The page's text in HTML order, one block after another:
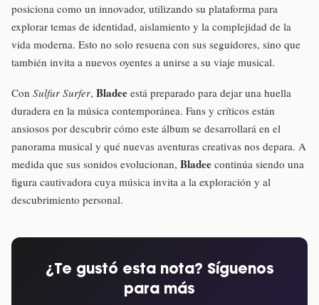
posiciona como un innovador, utilizando su plataforma para
explorar temas de identidad, aislamiento y la complejidad de la
vida moderna. Esto no solo resuena con sus seguidores, sino que
también invita a nuevos oyentes a unirse a su viaje musical.
Con Sulfur Surfer, Bladee está preparado para dejar una huella
duradera en la música contemporánea. Fans y críticos están
ansiosos por descubrir cómo este álbum se desarrollará en el
panorama musical y qué nuevas aventuras creativas nos depara. A
medida que sus sonidos evolucionan, Bladee continúa siendo una
figura cautivadora cuya música invita a la exploración y al
descubrimiento personal.
¿Te gustó esta nota? Síguenos
para más